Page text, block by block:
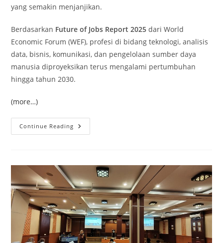
yang semakin menjanjikan.
Berdasarkan Future of Jobs Report 2025 dari World
Economic Forum (WEF), profesi di bidang teknologi, analisis
data, bisnis, komunikasi, dan pengelolaan sumber daya
manusia diproyeksikan terus mengalami pertumbuhan
hingga tahun 2030.
(more…)
Continue Reading Bingung
Memilih
Studi
Dengan
Prospek
Karier
Tinggi
Di
Universitas
Mercu
Buana
Yogyakarta